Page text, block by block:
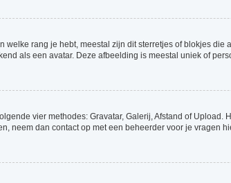
rang je hebt, meestal zijn dit sterretjes of blokjes die
als een avatar. Deze afbeelding is meestal uniek of
vier methodes: Gravatar, Galerij, Afstand of Upload.
neem dan contact op met een beheerder voor je vragen